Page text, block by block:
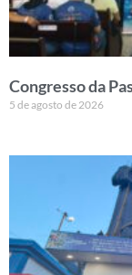
Congresso da
5 de agosto de 2026